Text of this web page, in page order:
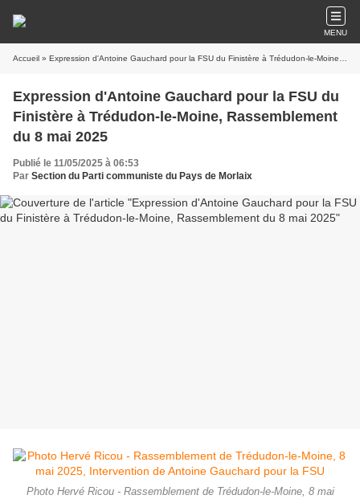
MENU
Accueil » Expression d'Antoine Gauchard pour la FSU du Finistère à Trédudon-le-Moine, Rassemblement du 8 mai 2025
Expression d'Antoine Gauchard pour la FSU du
Finistère à Trédudon-le-Moine, Rassemblement
du 8 mai 2025
Publié le 11/05/2025 à 06:53
Par Section du Parti communiste du Pays de Morlaix
Photo Hervé Ricou - Rassemblement de Trédudon-le-Moine, 8 mai